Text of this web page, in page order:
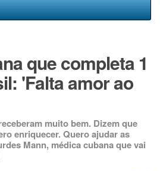
que completa 1
'Falta amor ao
muito bem. Dizem que
enriquecer. Quero ajudar as
Mann, médica cubana que vai